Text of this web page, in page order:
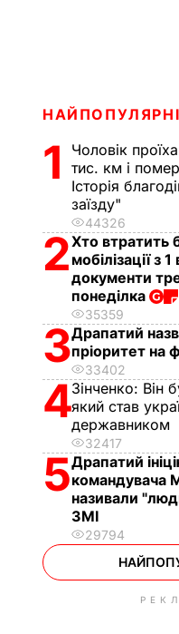
1
Чоловік
тис. км і
Історія
заїзду"
44326
2Хто втратить
мобілізації з
документи
понеділка
35359
3Драпатий
пріоритет на
33402
4Зінченко: Він
який став
державником
32417
5Драпатий
командувача
називали
ЗМІ
29794